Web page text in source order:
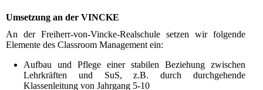
Umsetzung an der VINCKE
An der Freiherr-von-Vincke-Realschule setzen wir folgende
Elemente des Classroom Management ein:
Aufbau und Pflege einer stabilen Beziehung zwischen
Lehrkräften und SuS, z.B. durch durchgehende
Klassenleitung von Jahrgang 5‑10